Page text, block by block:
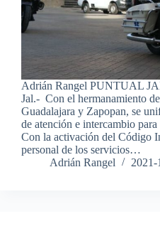
Adrián Rangel PUNTUAL
Jal.- Con el hermanamiento
Guadalajara y Zapopan, se
de atención e intercambio
Con la activación del Código
personal de los servicios…
Adrián Rangel
2021-